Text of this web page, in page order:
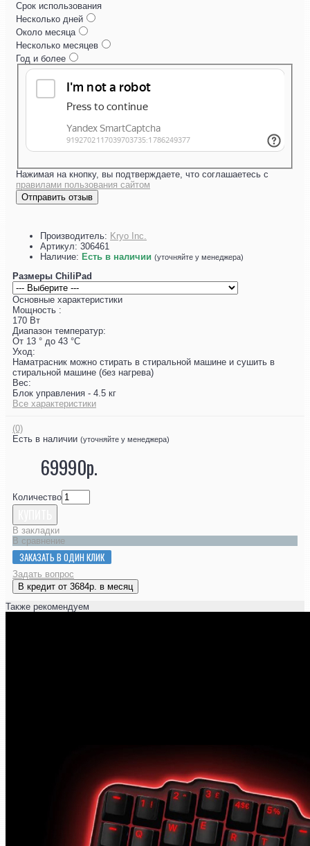
Срок использования
Несколько дней
Около месяца
Несколько месяцев
Год и более
Нажимая на кнопку, вы подтверждаете, что соглашаетесь с
правилами пользования сайтом
Отправить отзыв
Производитель: Kryo Inc.
Артикул: 306461
Наличие: Есть в наличии (уточняйте у менеджера)
Размеры ChiliPad
Основные характеристики
Мощность :
170 Вт
Диапазон температур:
От 13 ° до 43 °С
Уход:
Наматрасник можно стирать в стиральной машине и сушить в
стиральной машине (без нагрева)
Вес:
Блок управления - 4.5 кг
Все характеристики
(0)
Есть в наличии (уточняйте у менеджера)
69990р.
Количество
В закладки
В сравнение
ЗАКАЗАТЬ В ОДИН КЛИК
Задать вопрос
В кредит от 3684р. в месяц
Также рекомендуем